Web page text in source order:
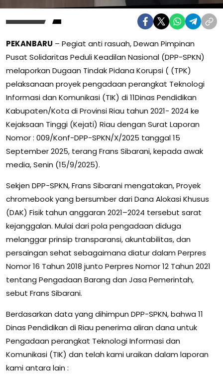
PEKANBARU – Pegiat anti rasuah, Dewan Pimpinan
Pusat Solidaritas Peduli Keadilan Nasional (DPP-SPKN)
melaporkan Dugaan Tindak Pidana Korupsi ( (TPK)
pelaksanaan proyek pengadaan perangkat Teknologi
Informasi dan Komunikasi (TIK) di 11Dinas Pendidikan
Kabupaten/Kota di Provinsi Riau tahun 2021- 2024 ke
Kejaksaan Tinggi (Kejati) Riau dengan Surat Laporan
Nomor : 009/Konf-DPP-SPKN/X/2025 tanggal 15
September 2025, terang Frans Sibarani, kepada awak
media, Senin (15/9/2025).
Sekjen DPP-SPKN, Frans Sibarani mengatakan, Proyek
chromebook yang bersumber dari Dana Alokasi Khusus
(DAK) Fisik tahun anggaran 2021–2024 tersebut sarat
kejanggalan. Mulai dari pola pengadaan diduga
melanggar prinsip transparansi, akuntabilitas, dan
persaingan sehat sebagaimana diatur dalam Perpres
Nomor 16 Tahun 2018 junto Perpres Nomor 12 Tahun 2021
tentang Pengadaan Barang dan Jasa Pemerintah,
sebut Frans Sibarani.
Berdasarkan data yang dihimpun DPP-SPKN, bahwa 11
Dinas Pendidikan di Riau penerima aliran dana untuk
Pengadaan perangkat Teknologi Informasi dan
Komunikasi (TIK) dan telah kami uraikan dalam laporan
kami antara lain :